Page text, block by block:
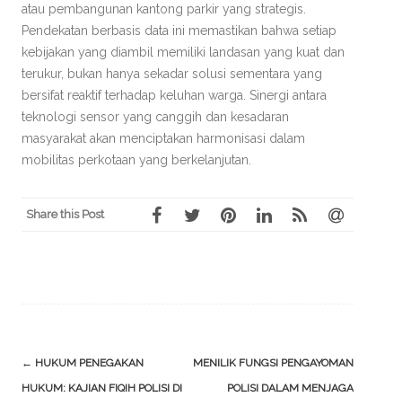
atau pembangunan kantong parkir yang strategis.
Pendekatan berbasis data ini memastikan bahwa setiap
kebijakan yang diambil memiliki landasan yang kuat dan
terukur, bukan hanya sekadar solusi sementara yang
bersifat reaktif terhadap keluhan warga. Sinergi antara
teknologi sensor yang canggih dan kesadaran
masyarakat akan menciptakan harmonisasi dalam
mobilitas perkotaan yang berkelanjutan.
Share this Post
Post
navigation
← HUKUM PENEGAKAN
HUKUM: KAJIAN FIQIH POLISI DI
MENILIK FUNGSI PENGAYOMAN
POLISI DALAM MENJAGA